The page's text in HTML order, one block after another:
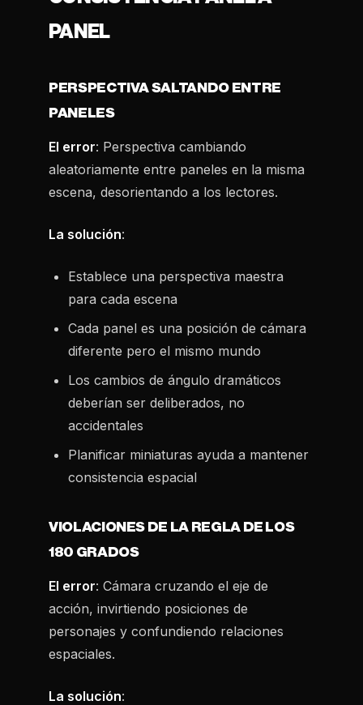
PANEL
PERSPECTIVA SALTANDO ENTRE
PANELES
El error: Perspectiva cambiando
aleatoriamente entre paneles en la misma
escena, desorientando a los lectores.
La solución:
Establece una perspectiva maestra
para cada escena
Cada panel es una posición de cámara
diferente pero el mismo mundo
Los cambios de ángulo dramáticos
deberían ser deliberados, no
accidentales
Planificar miniaturas ayuda a mantener
consistencia espacial
VIOLACIONES DE LA REGLA DE LOS
180 GRADOS
El error: Cámara cruzando el eje de
acción, invirtiendo posiciones de
personajes y confundiendo relaciones
espaciales.
La solución: